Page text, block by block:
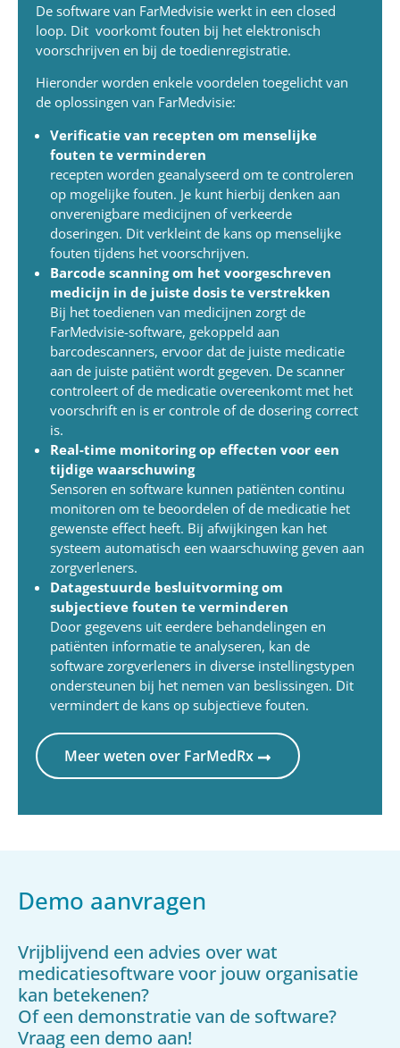
De software van FarMedvisie werkt in een closed
loop. Dit voorkomt fouten bij het elektronisch
voorschrijven en bij de toedienregistratie.
Hieronder worden enkele voordelen toegelicht van
de oplossingen van FarMedvisie:
Verificatie van recepten om menselijke
fouten te verminderen
recepten worden geanalyseerd om te controleren
op mogelijke fouten. Je kunt hierbij denken aan
onverenigbare medicijnen of verkeerde
doseringen. Dit verkleint de kans op menselijke
fouten tijdens het voorschrijven.
Barcode scanning om het voorgeschreven
medicijn in de juiste dosis te verstrekken
Bij het toedienen van medicijnen zorgt de
FarMedvisie-software, gekoppeld aan
barcodescanners, ervoor dat de juiste medicatie
aan de juiste patiënt wordt gegeven. De scanner
controleert of de medicatie overeenkomt met het
voorschrift en is er controle of de dosering correct
is.
Real-time monitoring op effecten voor een
tijdige waarschuwing
Sensoren en software kunnen patiënten continu
monitoren om te beoordelen of de medicatie het
gewenste effect heeft. Bij afwijkingen kan het
systeem automatisch een waarschuwing geven aan
zorgverleners.
Datagestuurde besluitvorming om
subjectieve fouten te verminderen
Door gegevens uit eerdere behandelingen en
patiënten informatie te analyseren, kan de
software zorgverleners in diverse instellingstypen
ondersteunen bij het nemen van beslissingen. Dit
vermindert de kans op subjectieve fouten.
Meer weten over FarMedRx
Demo aanvragen
Vrijblijvend een advies over wat
medicatiesoftware voor jouw organisatie
kan betekenen?
Of een demonstratie van de software?
Vraag een demo aan!